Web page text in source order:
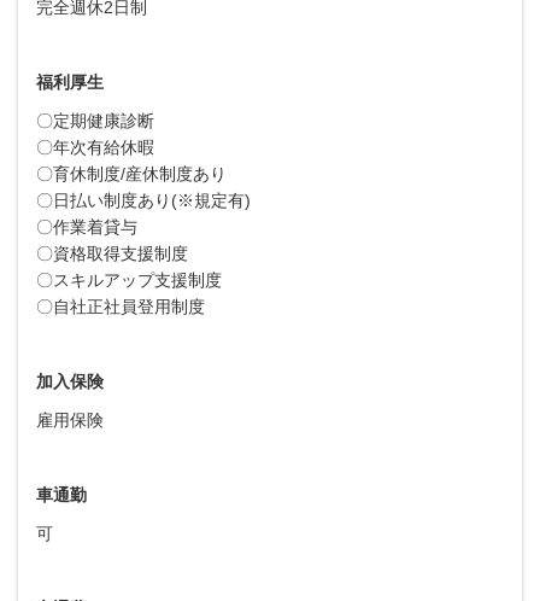
完全週休2日制
福利厚生
〇定期健康診断
〇年次有給休暇
〇育休制度/産休制度あり
〇日払い制度あり(※規定有)
〇作業着貸与
〇資格取得支援制度
〇スキルアップ支援制度
〇自社正社員登用制度
加入保険
雇用保険
車通勤
可